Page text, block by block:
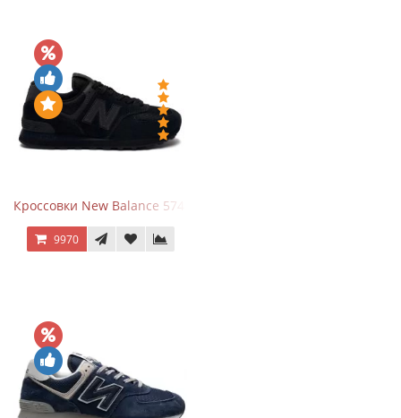
Кроссовки New Balance 574 All Black
9970